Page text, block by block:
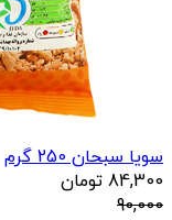
سویا سبحان 250 گرم
84,300 تومان
90,000